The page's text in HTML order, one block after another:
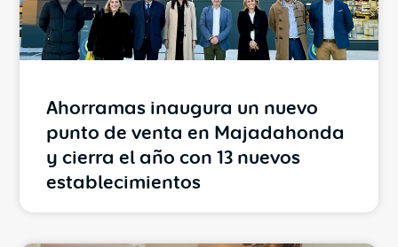
Ahorramas inaugura un nuevo
punto de venta en Majadahonda
y cierra el año con 13 nuevos
establecimientos